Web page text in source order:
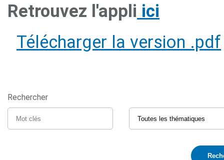
Retrouvez l'appli ici
Télécharger la version .pdf
Rechercher